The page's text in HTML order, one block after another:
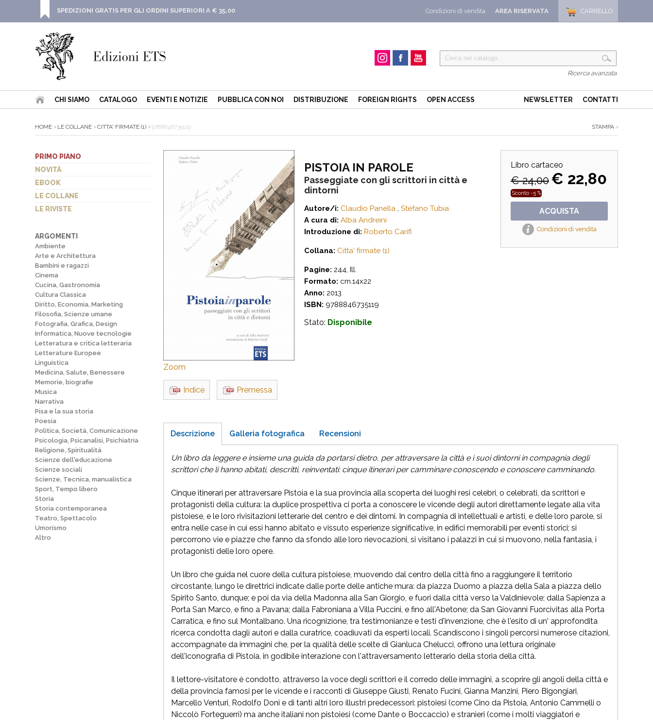
CARRELLO
AREA RISERVATA
Condizioni di vendita
SPEDIZIONI GRATIS PER GLI ORDINI SUPERIORI A € 35,00
Ricerca avanzata
CHI SIAMO CATALOGO EVENTI E NOTIZIE PUBBLICA CON NOI DISTRIBUZIONE FOREIGN RIGHTS OPEN ACCESS NEWSLETTER CONTATTI
HOME LE COLLANE CITTA' FIRMATE (1) 9788846735119 STAMPA
PRIMO PIANO
NOVITÀ
EBOOK
LE COLLANE
LE RIVISTE
ARGOMENTI
Ambiente
Arte e Architettura
Bambini e ragazzi
Cinema
Cucina, Gastronomia
Cultura Classica
Diritto, Economia, Marketing
Filosofia, Scienze umane
Fotografia, Grafica, Design
Informatica, Nuove tecnologie
Letteratura e critica letteraria
Letterature Europee
Linguistica
Medicina, Salute, Benessere
Memorie, biografie
Musica
Narrativa
Pisa e la sua storia
Poesia
Politica, Società, Comunicazione
Psicologia, Psicanalisi, Psichiatria
Religione, Spiritualità
Scienze dell'educazione
Scienze sociali
Scienze, Tecnica, manualistica
Sport, Tempo libero
Storia
Storia contemporanea
Teatro, Spettacolo
Umorismo
Altro
Libro cartaceo
€ 24,00€ 22,80
Sconto -5 %
ACQUISTA
Condizioni di vendita
Zoom
PISTOIA IN PAROLE
Passeggiate con gli scrittori in città e
dintorni
Autore/i: Claudio Panella , Stefano Tubia
A cura di: Alba Andreini
Introduzione di: Roberto Carifi
Collana: Citta' firmate (1)
Pagine: 244, Ill.
Formato: cm.14x22
Anno: 2013
ISBN: 9788846735119
Stato: Disponibile
Indice Premessa
Descrizione Galleria fotografica Recensioni
Un libro da leggere e insieme una guida da portarsi dietro, per attraversare la città e i suoi dintorni in compagnia degli
scrittori che li hanno abitati, descritti, reinventati: cinque itinerari per camminare conoscendo e conoscere camminando.
Cinque itinerari per attraversare Pistoia e la sua provincia alla scoperta dei luoghi resi celebri, o celebrati, da scrittori e
protagonisti della cultura: la duplice prospettiva ci porta a conoscere le vicende degli autori direttamente legate alla vita
pistoiese, e le loro rivisitazioni letterarie del centro e dei dintorni. In compagnia di intellettuali e artisti, e delle loro parole, si
entra nelle case in cui essi hanno abitato e vissuto esperienze significative, in edifici memorabili per eventi storici; si
percorrono vie e piazze che fanno da sfondo alle loro rievocazioni, si visitano i palazzi in cui si muovono, nella fantasia, i
protagonisti delle loro opere.
Un libro che guida nel cuore della cultura pistoiese, muovendo dal centro della città fino a raggiungere il territorio
circostante, lungo le direttrici indicate dalle porte delle antiche mura: da piazza Duomo a piazza della Sala a piazza dello
Spirito Santo, dunque; e poi da via della Madonna alla San Giorgio, e fuori dalla città verso la Valdinievole; dalla Sapienza a
Porta San Marco, e fino a Pavana; dalla Fabroniana a Villa Puccini, e fino all'Abetone; da San Giovanni Fuorcivitas alla Porta
Carratica, e fino sul Montalbano. Una ricognizione, tra testimonianze e testi d'invenzione, che è l'esito di un' approfondita
ricerca condotta dagli autori e dalla curatrice, coadiuvati da esperti locali. Scandiscono i singoli percorsi numerose citazioni,
accompagnate da immagini che, per la qualità delle scelte di Gianluca Chelucci, offrono una lettura originale
dell'iconografia di Pistoia, in godibile interazione con l'attraversamento letterario della storia della città.
Il lettore-visitatore è condotto, attraverso la voce degli scrittori e il corredo delle immagini, a scoprire gli angoli della città e
della provincia famosi per le vicende e i racconti di Giuseppe Giusti, Renato Fucini, Gianna Manzini, Piero Bigongiari,
Marcello Venturi, Rodolfo Doni e di tanti altri loro illustri predecessori: pistoiesi (come Cino da Pistoia, Antonio Cammelli o
Niccolò Forteguerri) ma anche italiani non pistoiesi (come Dante o Boccaccio) e stranieri (come i molti viaggiatori e